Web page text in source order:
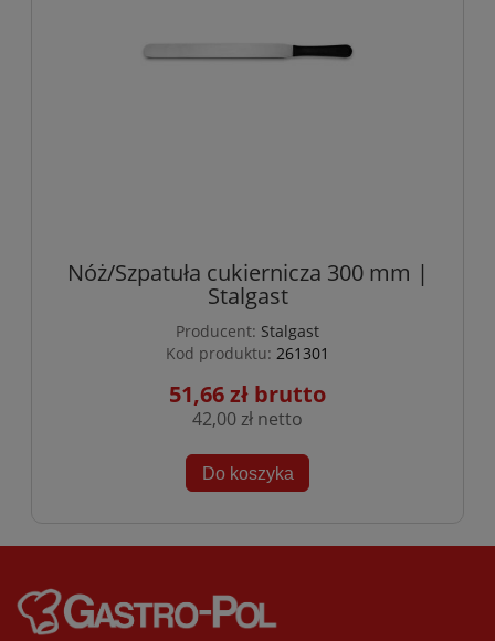
Nóż/Szpatuła cukiernicza 300 mm |
Stalgast
Producent: Stalgast
Kod produktu: 261301
51,66 zł
42,00 zł
Do koszyka